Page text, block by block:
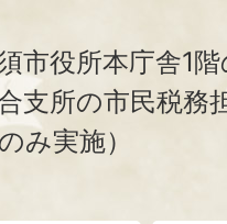
市役所本庁舎1
支所の市民税務
み実施）